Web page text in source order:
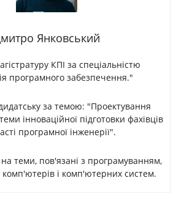
Янковський
КПІ за спеціальністю
програмного забезпечення."
за темою: "Проектування
інноваційної підготовки фахівців
програмної інженерії".
теми, пов'язані з програмуванням,
і комп'ютерних систем.